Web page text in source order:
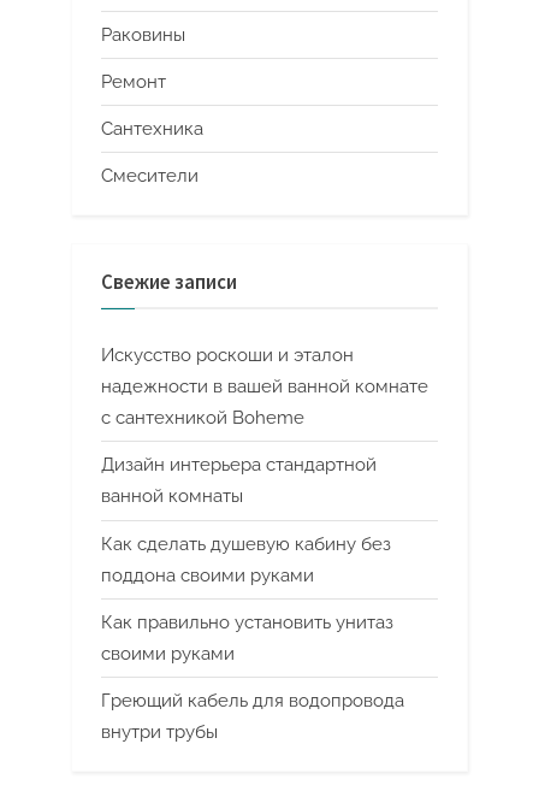
Раковины
Ремонт
Сантехника
Смесители
Свежие записи
Искусство роскоши и эталон
надежности в вашей ванной комнате
с сантехникой Boheme
Дизайн интерьера стандартной
ванной комнаты
Как сделать душевую кабину без
поддона своими руками
Как правильно установить унитаз
своими руками
Греющий кабель для водопровода
внутри трубы